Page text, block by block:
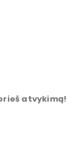
atvykimą!